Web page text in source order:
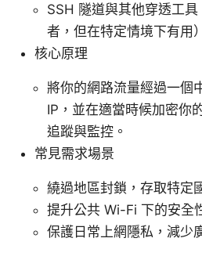
SSH 隧道與其他穿透工
者，但在特定情境下有用）
核心原理
將你的網路流量經過一個
IP，並在適當時候加密你
追蹤與監控。
常見需求場景
繞過地區封鎖，存取特定
提升公共 Wi-Fi 下的安全
保護日常上網隱私，減少